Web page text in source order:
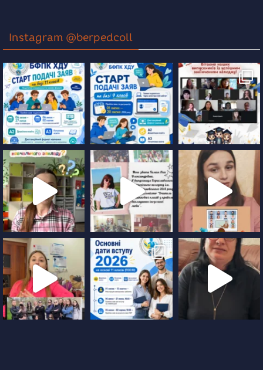
Instagram @berpedcoll